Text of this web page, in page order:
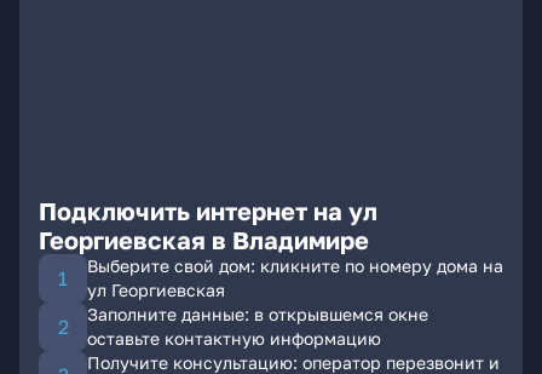
Подключить интернет на ул
Георгиевская в Владимире
Выберите свой дом: кликните по номеру дома на
ул Георгиевская
Заполните данные: в открывшемся окне
оставьте контактную информацию
Получите консультацию: оператор перезвонит и